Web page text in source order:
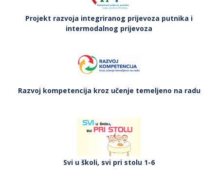
Projekt razvoja integriranog prijevoza putnika i
intermodalnog prijevoza
Razvoj kompetencija kroz učenje temeljeno na radu
Svi u školi, svi pri stolu 1-6